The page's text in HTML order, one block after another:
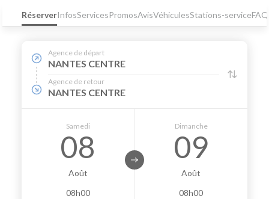
RéserverInfosServicesPromosAvisVéhiculesStations-serviceFAQ
Agence de départ
NANTES CENTRE
Agence de retour
NANTES CENTRE
Samedi
08
Août
08h00
Dimanche
09
Août
08h00